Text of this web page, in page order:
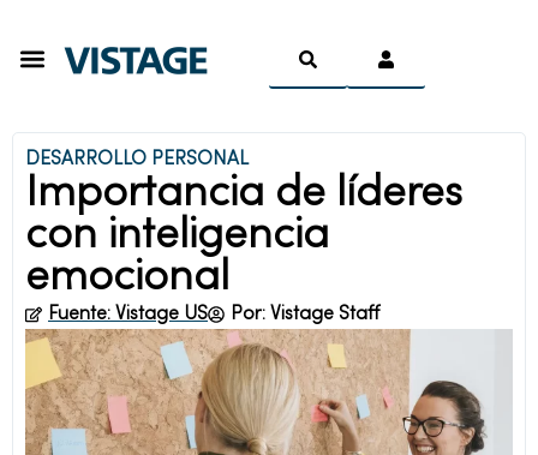
DESARROLLO PERSONAL
Importancia de líderes
con inteligencia
emocional
Fuente: Vistage US Por: Vistage Staff